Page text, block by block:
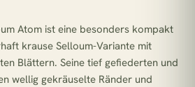
Atom ist eine besonders kompakt
krause Selloum-Variante mit
Blättern. Seine tief gefiederten und
wellig gekräuselte Ränder und